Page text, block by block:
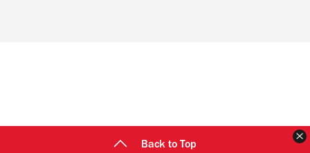
Back to Top